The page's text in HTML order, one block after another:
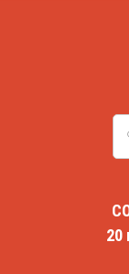
Comprendre
Il est
une fille et pas
ainsi une
symbolique. Le
dans un état de
20